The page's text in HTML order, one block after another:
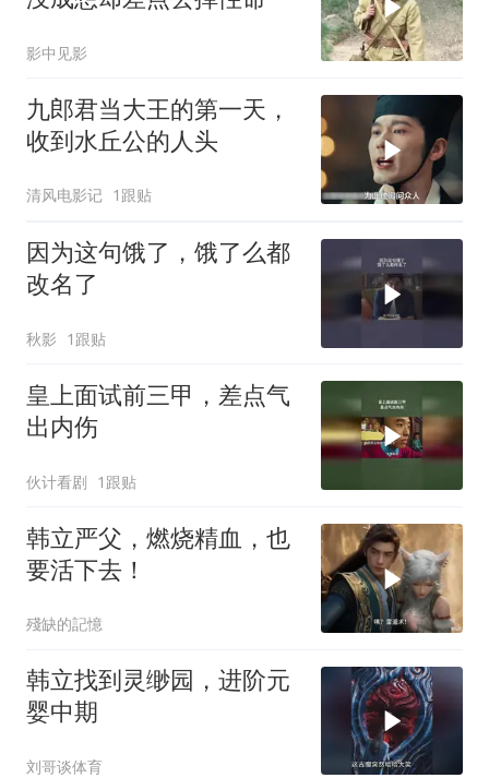
影中见影
九郎君当大王的第一天，
收到水丘公的人头
清风电影记 1跟贴
因为这句饿了，饿了么都
改名了
秋影 1跟贴
皇上面试前三甲，差点气
出内伤
伙计看剧 1跟贴
韩立严父，燃烧精血，也
要活下去！
殘缺的記憶
韩立找到灵缈园，进阶元
婴中期
刘哥谈体育